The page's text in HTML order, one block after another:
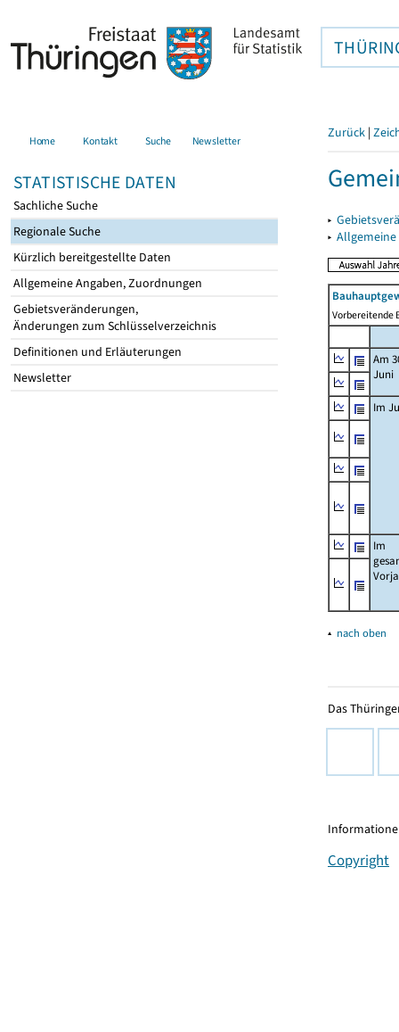
Home Kontakt Suche Newsletter
STATISTISCHE DATEN
Sachliche Suche
Regionale Suche
Kürzlich bereitgestellte Daten
Allgemeine Angaben, Zuordnungen
Gebietsveränderungen,
Änderungen zum Schlüsselverzeichnis
Definitionen und Erläuterungen
Newsletter
Zurück |
▸
▸
Vorbereitende
Am
Juni
Im
Im
▴ nach oben
Das
Copyright